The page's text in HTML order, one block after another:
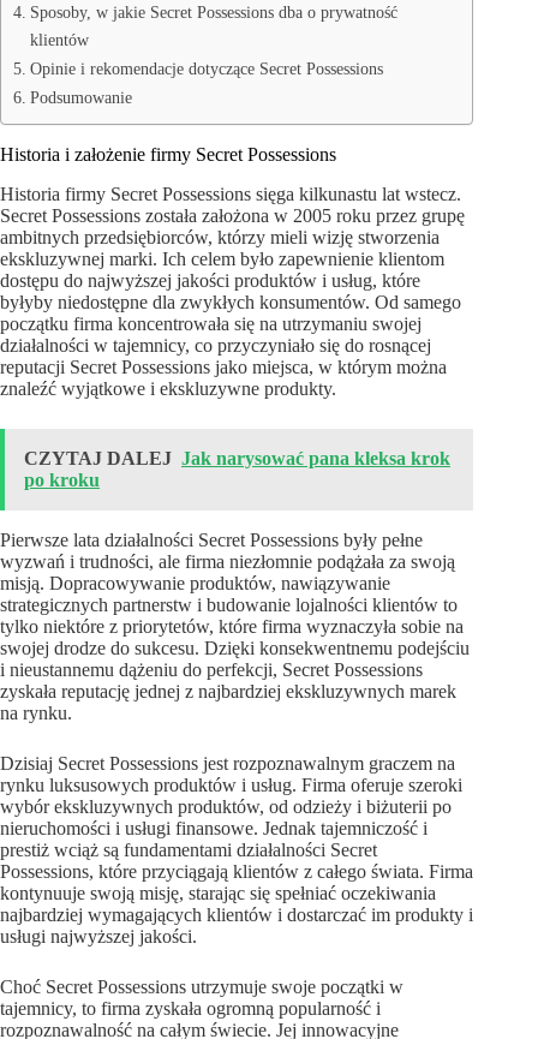
Sposoby, w jakie Secret Possessions dba o prywatność
klientów
Opinie i rekomendacje dotyczące Secret Possessions
Podsumowanie
Historia i założenie firmy Secret Possessions
Historia firmy Secret Possessions sięga kilkunastu lat wstecz.
Secret Possessions została założona w 2005 roku przez grupę
ambitnych przedsiębiorców, którzy mieli wizję stworzenia
ekskluzywnej marki. Ich celem było zapewnienie klientom
dostępu do najwyższej jakości produktów i usług, które
byłyby niedostępne dla zwykłych konsumentów. Od samego
początku firma koncentrowała się na utrzymaniu swojej
działalności w tajemnicy, co przyczyniało się do rosnącej
reputacji Secret Possessions jako miejsca, w którym można
znaleźć wyjątkowe i ekskluzywne produkty.
CZYTAJ DALEJ Jak narysować pana kleksa krok
po kroku
Pierwsze lata działalności Secret Possessions były pełne
wyzwań i trudności, ale firma niezłomnie podążała za swoją
misją. Dopracowywanie produktów, nawiązywanie
strategicznych partnerstw i budowanie lojalności klientów to
tylko niektóre z priorytetów, które firma wyznaczyła sobie na
swojej drodze do sukcesu. Dzięki konsekwentnemu podejściu
i nieustannemu dążeniu do perfekcji, Secret Possessions
zyskała reputację jednej z najbardziej ekskluzywnych marek
na rynku.
Dzisiaj Secret Possessions jest rozpoznawalnym graczem na
rynku luksusowych produktów i usług. Firma oferuje szeroki
wybór ekskluzywnych produktów, od odzieży i biżuterii po
nieruchomości i usługi finansowe. Jednak tajemniczość i
prestiż wciąż są fundamentami działalności Secret
Possessions, które przyciągają klientów z całego świata. Firma
kontynuuje swoją misję, starając się spełniać oczekiwania
najbardziej wymagających klientów i dostarczać im produkty i
usługi najwyższej jakości.
Choć Secret Possessions utrzymuje swoje początki w
tajemnicy, to firma zyskała ogromną popularność i
rozpoznawalność na całym świecie. Jej innowacyjne